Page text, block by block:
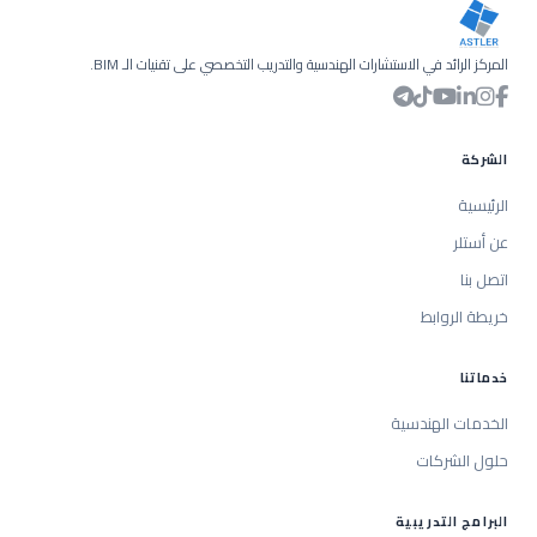
المركز الرائد في الاستشارات الهندسية والتدريب التخصصي على تقنيات الـ BIM.
الشركة
الرئيسية
عن أستلر
اتصل بنا
خريطة الروابط
خدماتنا
الخدمات الهندسية
حلول الشركات
البرامج التدريبية